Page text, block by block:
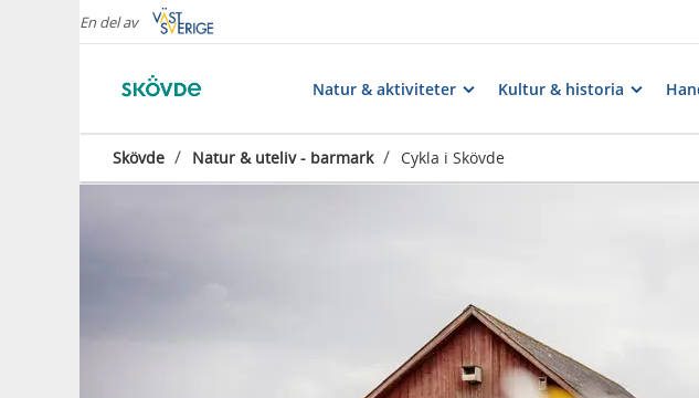
En del av
Natur & aktiviteter Kultur & historia
Skövde / Natur & uteliv - barmark / Cykla i Skövde